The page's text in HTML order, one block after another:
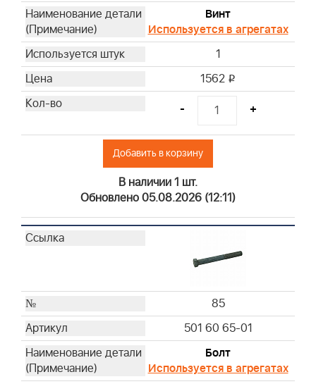
Винт
Используется в агрегатах
1
1562 i
- +
Добавить в корзину
В наличии 1 шт.
Обновлено 05.08.2026 (12:11)
85
501 60 65-01
Болт
Используется в агрегатах